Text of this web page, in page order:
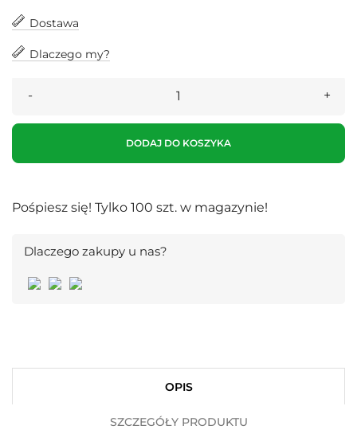
Dostawa
Dlaczego my?
DODAJ DO KOSZYKA
Pośpiesz się! Tylko 100 szt. w magazynie!
Dlaczego zakupy u nas?
OPIS
SZCZEGÓŁY PRODUKTU